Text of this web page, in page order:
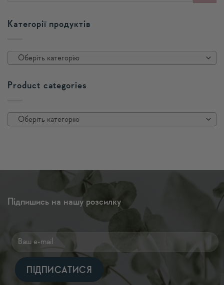
Категорії продуктів
Оберіть категорію
Product categories
Оберіть категорію
Підпишись на нашу розсилку